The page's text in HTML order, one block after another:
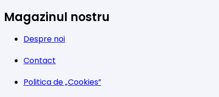
Magazinul nostru
Despre noi
Contact
Politica de „Cookies”